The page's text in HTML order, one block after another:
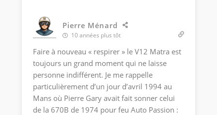
Pierre Ménard
10 années plus tôt
Faire à nouveau « respirer » le V12 Matra est
toujours un grand moment qui ne laisse
personne indifférent. Je me rappelle
particulièrement d’un jour d’avril 1994 au
Mans où Pierre Gary avait fait sonner celui
de la 670B de 1974 pour feu Auto Passion :